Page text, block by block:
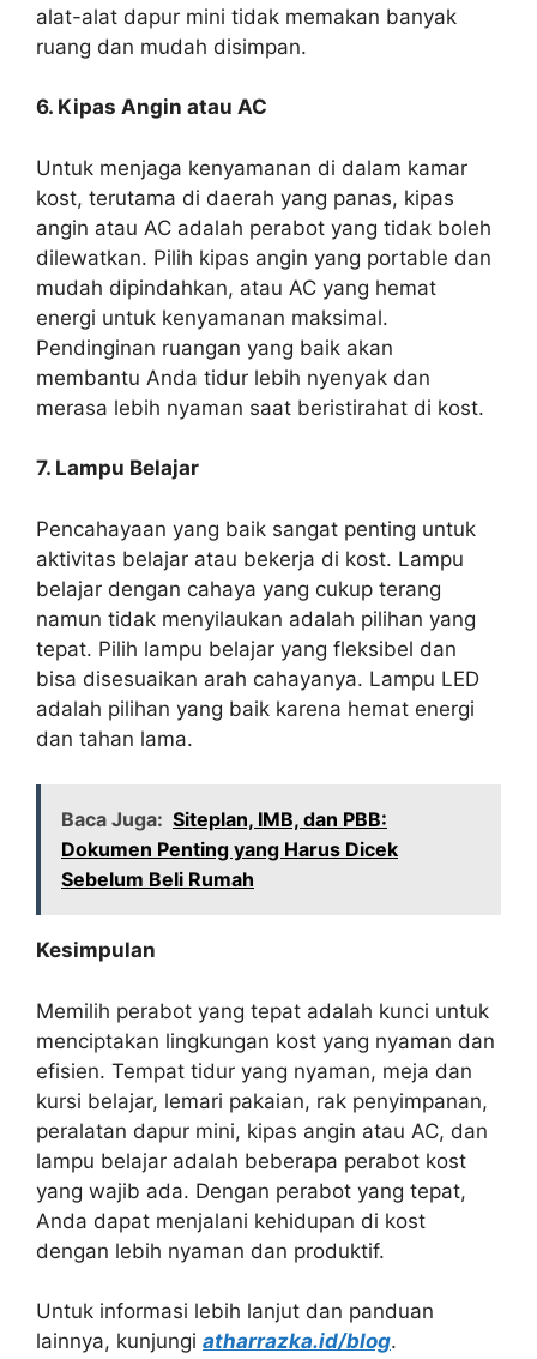
alat-alat dapur mini tidak memakan banyak
ruang dan mudah disimpan.
6. Kipas Angin atau AC
Untuk menjaga kenyamanan di dalam kamar
kost, terutama di daerah yang panas, kipas
angin atau AC adalah perabot yang tidak boleh
dilewatkan. Pilih kipas angin yang portable dan
mudah dipindahkan, atau AC yang hemat
energi untuk kenyamanan maksimal.
Pendinginan ruangan yang baik akan
membantu Anda tidur lebih nyenyak dan
merasa lebih nyaman saat beristirahat di kost.
7. Lampu Belajar
Pencahayaan yang baik sangat penting untuk
aktivitas belajar atau bekerja di kost. Lampu
belajar dengan cahaya yang cukup terang
namun tidak menyilaukan adalah pilihan yang
tepat. Pilih lampu belajar yang fleksibel dan
bisa disesuaikan arah cahayanya. Lampu LED
adalah pilihan yang baik karena hemat energi
dan tahan lama.
Baca Juga: Siteplan, IMB, dan PBB:
Dokumen Penting yang Harus Dicek
Sebelum Beli Rumah
Kesimpulan
Memilih perabot yang tepat adalah kunci untuk
menciptakan lingkungan kost yang nyaman dan
efisien. Tempat tidur yang nyaman, meja dan
kursi belajar, lemari pakaian, rak penyimpanan,
peralatan dapur mini, kipas angin atau AC, dan
lampu belajar adalah beberapa perabot kost
yang wajib ada. Dengan perabot yang tepat,
Anda dapat menjalani kehidupan di kost
dengan lebih nyaman dan produktif.
Untuk informasi lebih lanjut dan panduan
lainnya, kunjungi atharrazka.id/blog.